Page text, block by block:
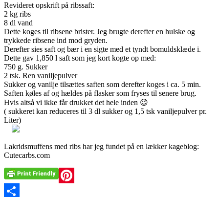
Revideret opskrift på ribssaft:
2 kg ribs
8 dl vand
Dette koges til ribsene brister. Jeg brugte derefter en hulske og
trykkede ribsene ind mod gryden.
Derefter sies saft og bær i en sigte med et tyndt bomuldsklæde i.
Dette gav 1,850 l saft som jeg kort kogte op med:
750 g. Sukker
2 tsk. Ren vaniljepulver
Sukker og vanilje tilsættes saften som derefter koges i ca. 5 min.
Saften køles af og hældes på flasker som fryses til senere brug.
Hvis altså vi ikke får drukket det hele inden 😉
( sukkeret kan reduceres til 3 dl sukker og 1,5 tsk vaniljepulver pr.
Liter)
Lakridsmuffens med ribs har jeg fundet på en lækker kageblog:
Cutecarbs.com
Pinterest